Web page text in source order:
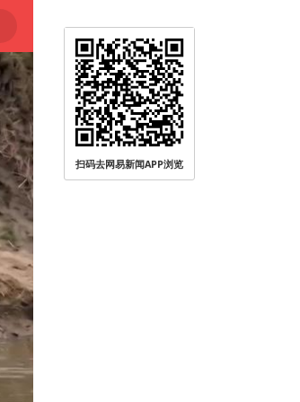
扫码去网易新闻APP浏览